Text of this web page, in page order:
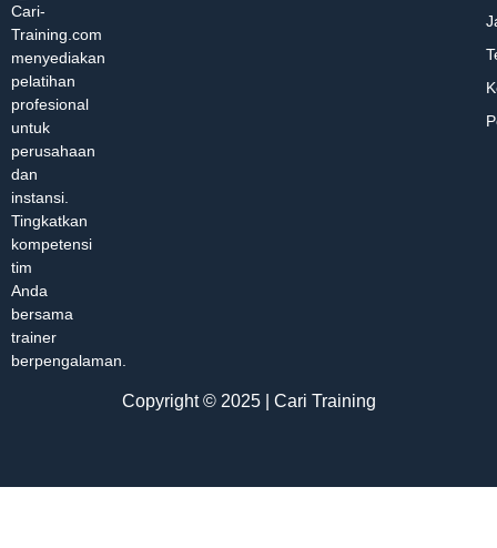
Cari-
Training.com
menyediakan
pelatihan
profesional
untuk
perusahaan
dan
instansi.
Tingkatkan
kompetensi
tim
Anda
bersama
trainer
berpengalaman.
Copyright © 2025 | Cari Training